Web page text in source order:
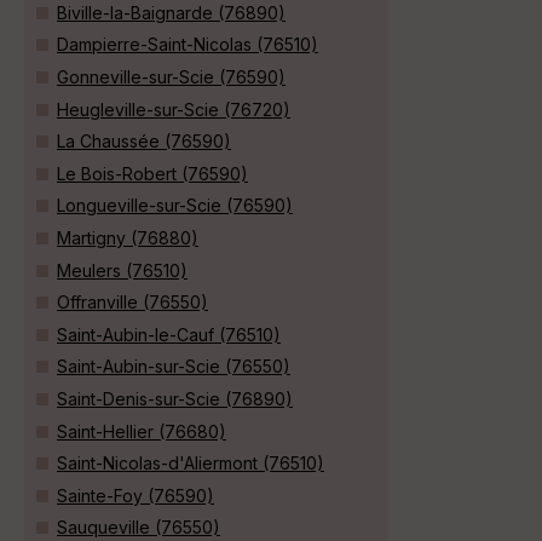
Biville-la-Baignarde (76890)
Dampierre-Saint-Nicolas (76510)
Gonneville-sur-Scie (76590)
Heugleville-sur-Scie (76720)
La Chaussée (76590)
Le Bois-Robert (76590)
Longueville-sur-Scie (76590)
Martigny (76880)
Meulers (76510)
Offranville (76550)
Saint-Aubin-le-Cauf (76510)
Saint-Aubin-sur-Scie (76550)
Saint-Denis-sur-Scie (76890)
Saint-Hellier (76680)
Saint-Nicolas-d'Aliermont (76510)
Sainte-Foy (76590)
Sauqueville (76550)